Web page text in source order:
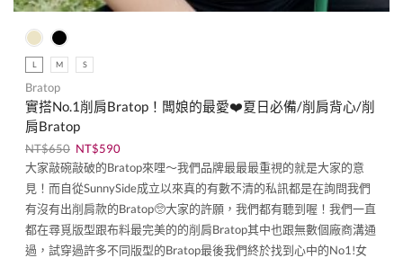
L M S
Bratop
實搭No.1削肩Bratop！闆娘的最愛❤️夏日必備/削肩背心/削
肩Bratop
NT$650 NT$590
大家敲碗敲破的Bratop來哩～我們品牌最最最重視的就是大家的意
見！而自從SunnySide成立以來真的有數不清的私訊都是在詢問我們
有沒有出削肩款的Bratop🥺大家的許願，我們都有聽到喔！我們一直
都在尋覓版型跟布料最完美的的削肩Bratop其中也跟無數個廠商溝通
過，試穿過許多不同版型的Bratop最後我們終於找到心中的No1!女